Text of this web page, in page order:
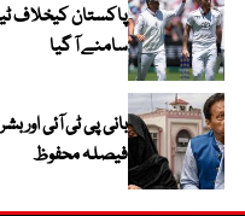
سامنے آ گیا
بانی پی ٹی آئی اور
فیصلہ محفوظ